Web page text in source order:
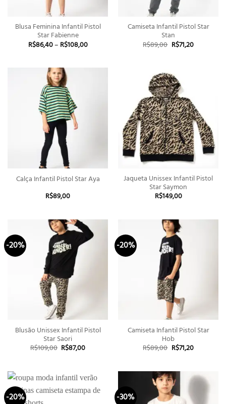
Blusa Feminina Infantil Pistol
Star Fabienne
R$86,40– R$108,00Faixa
através
Camiseta Infantil Pistol Star
Stan
R$89,00 O
preço
R$71,20O
Calça Infantil Pistol Star Aya
R$89,00
Jaqueta Unissex Infantil Pistol
Star Saymon
R$149,00
-20%
Blusão Unissex Infantil Pistol
Star Saori
R$109,00 O
preço
R$109,00.
R$87,00O
R$87,00.
-20%
Camiseta Infantil Pistol Star
Hob
R$89,00 O
preço
R$89,00.
R$71,20O
R$71,20.
-20% -30%